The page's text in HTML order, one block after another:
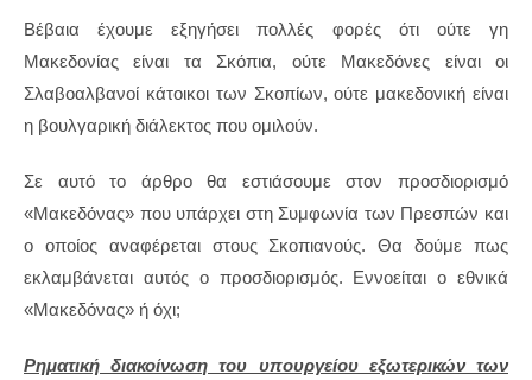
Βέβαια έχουμε εξηγήσει πολλές φορές ότι ούτε γη
Μακεδονίας είναι τα Σκόπια, ούτε Μακεδόνες είναι οι
Σλαβοαλβανοί κάτοικοι των Σκοπίων, ούτε μακεδονική είναι
η βουλγαρική διάλεκτος που ομιλούν.
Σε αυτό το άρθρο θα εστιάσουμε στον προσδιορισμό
«Μακεδόνας» που υπάρχει στη Συμφωνία των Πρεσπών και
ο οποίος αναφέρεται στους Σκοπιανούς. Θα δούμε πως
εκλαμβάνεται αυτός ο προσδιορισμός. Εννοείται ο εθνικά
«Μακεδόνας» ή όχι;
Ρηματική διακοίνωση του υπουργείου εξωτερικών των